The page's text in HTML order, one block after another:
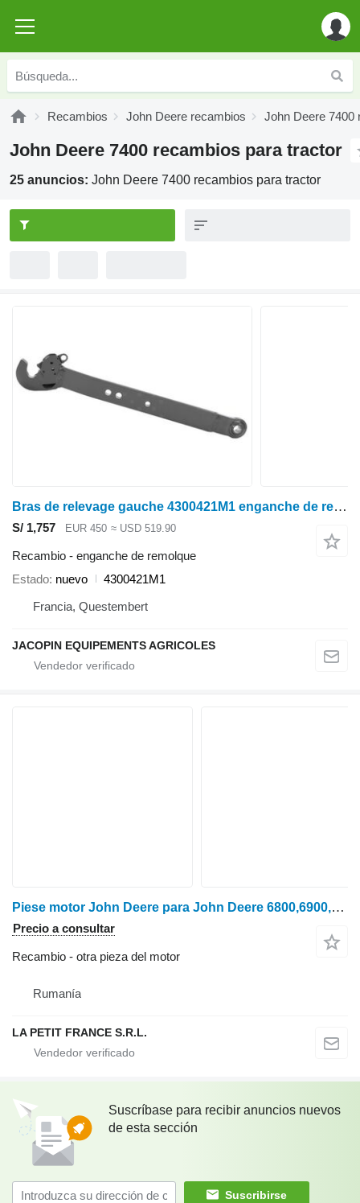
Recambios John Deere recambios John Deere 7400
John Deere 7400 recambios para tractor
25 anuncios: John Deere 7400 recambios para tractor
Bras de relevage gauche 4300421M1 enganche de remolque para John Deere 6485 7400 7600 tractor de ruedas
S/ 1,757 EUR 450 ≈ USD 519.90
Recambio - enganche de remolque
Estado nuevo
4300421M1
Francia, Questembert
JACOPIN EQUIPEMENTS AGRICOLES
Piese motor John Deere para John Deere 6800,6900,7400,7600 tractor de ruedas
Precio a consultar
Recambio - otra pieza del motor
Rumanía
LA PETIT FRANCE S.R.L.
Suscríbase para recibir anuncios nuevos
de esta sección
Suscribirse